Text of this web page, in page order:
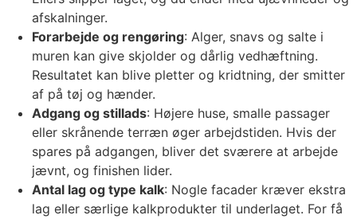
afskalninger.
Forarbejde og rengøring: Alger, snavs og salte i
muren kan give skjolder og dårlig vedhæftning.
Resultatet kan blive pletter og kridtning, der smitter
af på tøj og hænder.
Adgang og stillads: Højere huse, smalle passager
eller skrånende terræn øger arbejdstiden. Hvis der
spares på adgangen, bliver det sværere at arbejde
jævnt, og finishen lider.
Antal lag og type kalk: Nogle facader kræver ekstra
lag eller særlige kalkprodukter til underlaget. For få